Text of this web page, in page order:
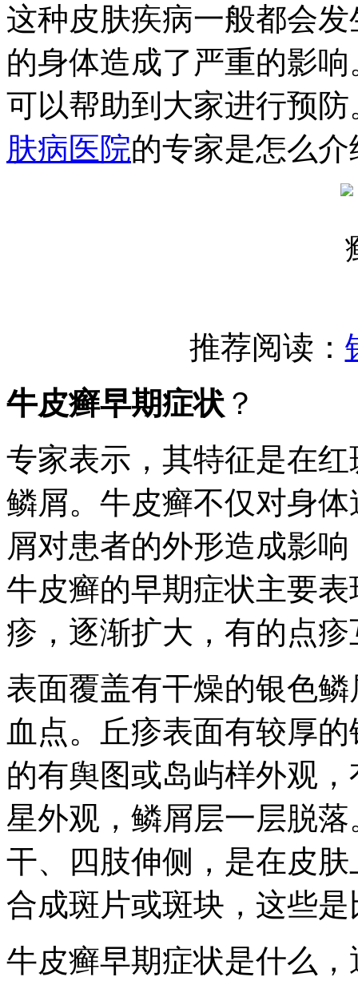
这种皮肤疾病一般都会
的身体造成了严重的影
可以帮助到大家进行预
肤病医院的专家是怎么
推荐阅读：
牛皮癣早期症状 ？
专家表示，其特征是在
鳞屑。牛皮癣不仅对身
屑对患者的外形造成影
牛皮癣的早期症状主要
疹，逐渐扩大，有的点
表面覆盖有干燥的银色
血点。丘疹表面有较厚
的有舆图或岛屿样外观
星外观，鳞屑层一层脱
干、四肢伸侧，是在皮
合成斑片或斑块，这些
牛皮癣早期症状是什么